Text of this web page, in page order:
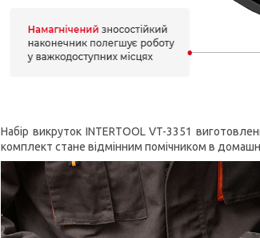
Набір викруток INTERTOOL VT-3351
комплект стане відмінним помічником в